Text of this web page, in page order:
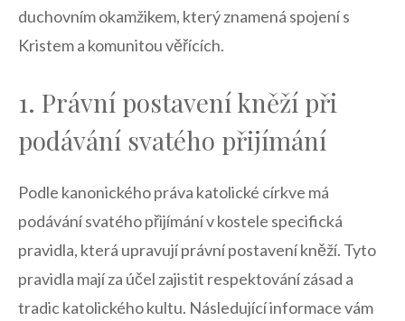
duchovním okamžikem, ​který znamená‍ spojení ​s
Kristem a komunitou​ věřících.
1. Právní postavení kněží při
podávání svatého⁣ přijímání
Podle kanonického práva katolické církve má
‍podávání‌ svatého přijímání v kostele specifická
pravidla, která upravují právní​ postavení ⁤kněží. Tyto‍
pravidla‌ mají⁣ za účel zajistit respektování zásad a
tradic​ katolického kultu. Následující informace ‌vám